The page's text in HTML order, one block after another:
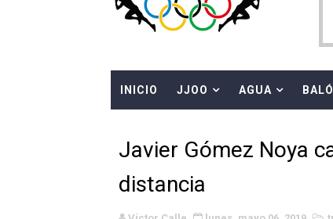
Campeonato de
AEW - Adam Page con
INICIO JJOO AGUA
Javier Gómez Noya
distancia